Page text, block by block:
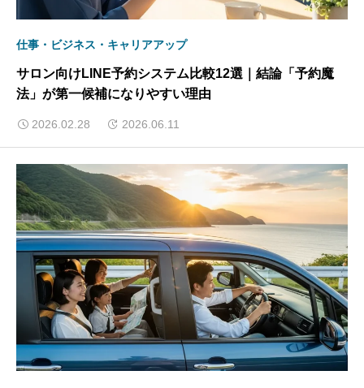
仕事・ビジネス・キャリアアップ
サロン向けLINE予約システム比較12選｜結論「予約魔
法」が第一候補になりやすい理由
2026.02.28 2026.06.11